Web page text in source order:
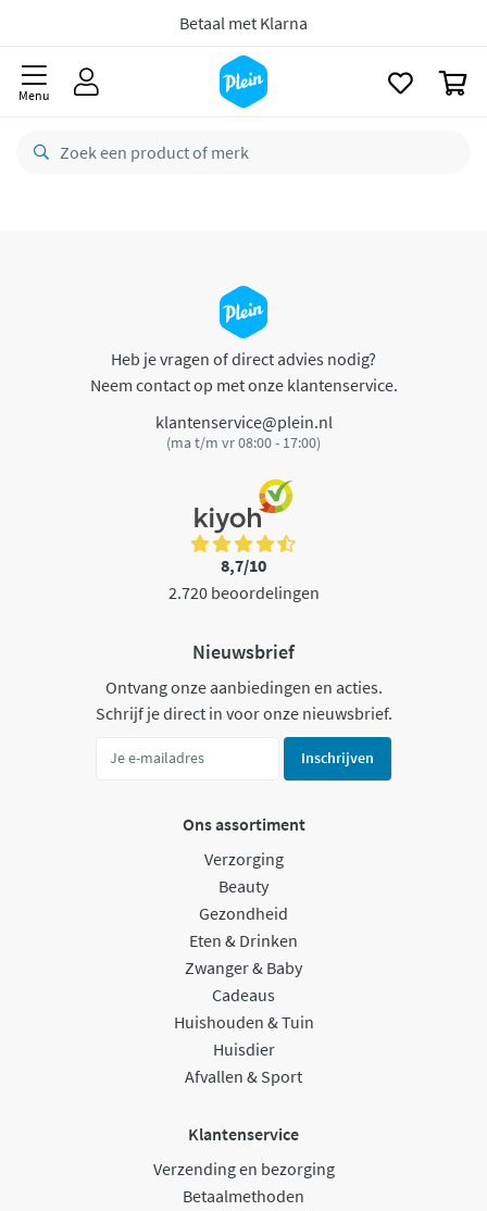
Betaal met Klarna
Menu
Heb je vragen of direct advies nodig?
Neem contact op met onze klantenservice.
klantenservice@plein.nl
(ma t/m vr 08:00 - 17:00)
8,7/10
2.720 beoordelingen
Nieuwsbrief
Ontvang onze aanbiedingen en acties.
Schrijf je direct in voor onze nieuwsbrief.
Inschrijven
Ons assortiment
Verzorging
Beauty
Gezondheid
Eten & Drinken
Zwanger & Baby
Cadeaus
Huishouden & Tuin
Huisdier
Afvallen & Sport
Klantenservice
Verzending en bezorging
Betaalmethoden